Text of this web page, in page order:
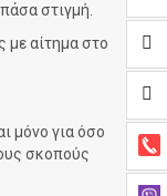
στιγμή.
με αίτημα στο
μόνο για όσο
σκοπούς